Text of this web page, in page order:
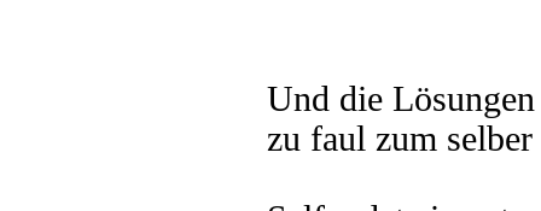
Und die
zu faul zum selber